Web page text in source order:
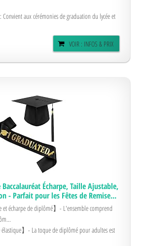
Convient aux cérémonies de graduation du lycée et
VOIR : INFOS & PRIX
Baccalauréat Écharpe, Taille Ajustable,
- Parfait pour les Fêtes de Remise...
et écharpe de diplômé】- L'ensemble comprend
élastique】- La toque de diplômé pour adultes est